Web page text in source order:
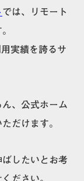
では、リモート
実績を誇るサ
、公式ホーム
だけます。
したいとお考
ださい。